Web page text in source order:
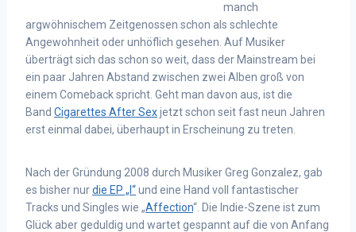
manch
argwöhnischem Zeitgenossen schon als schlechte
Angewohnheit oder unhöflich gesehen. Auf Musiker
überträgt sich das schon so weit, dass der Mainstream bei
ein paar Jahren Abstand zwischen zwei Alben groß von
einem Comeback spricht. Geht man davon aus, ist die
Band Cigarettes After Sexjetzt schon seit fast neun Jahren
erst einmal dabei, überhaupt in Erscheinung zu treten.
Nach der Gründung 2008 durch Musiker Greg Gonzalez, gab
es bisher nurdie EP „I“und eine Hand voll fantastischer
Tracks und Singles wie „Affection“. Die Indie-Szene ist zum
Glück aber geduldig und wartet gespannt auf die von Anfang